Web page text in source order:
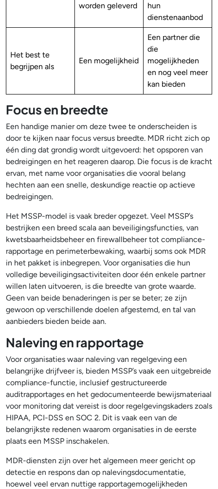
worden geleverd
hun
dienstenaanbod
Het best te
begrijpen als
Een mogelijkheid
Een partner die
die
mogelijkheden
en nog veel meer
kan bieden
Focus en breedte
Een handige manier om deze twee te onderscheiden is
door te kijken naar focus versus breedte. MDR richt zich op
één ding dat grondig wordt uitgevoerd: het opsporen van
bedreigingen en het reageren daarop. Die focus is de kracht
ervan, met name voor organisaties die vooral belang
hechten aan een snelle, deskundige reactie op actieve
bedreigingen.
Het MSSP-model is vaak breder opgezet. Veel MSSP’s
bestrijken een breed scala aan beveiligingsfuncties, van
kwetsbaarheidsbeheer en firewallbeheer tot compliance-
rapportage en perimeterbewaking, waarbij soms ook MDR
in het pakket is inbegrepen. Voor organisaties die hun
volledige beveiligingsactiviteiten door één enkele partner
willen laten uitvoeren, is die breedte van grote waarde.
Geen van beide benaderingen is per se beter; ze zijn
gewoon op verschillende doelen afgestemd, en tal van
aanbieders bieden beide aan.
Naleving en rapportage
Voor organisaties waar naleving van regelgeving een
belangrijke drijfveer is, bieden MSSP’s vaak een uitgebreide
compliance-functie, inclusief gestructureerde
auditrapportages en het gedocumenteerde bewijsmateriaal
voor monitoring dat vereist is door regelgevingskaders zoals
HIPAA, PCI-DSS en SOC 2. Dit is vaak een van de
belangrijkste redenen waarom organisaties in de eerste
plaats een MSSP inschakelen.
MDR-diensten zijn over het algemeen meer gericht op
detectie en respons dan op nalevingsdocumentatie,
hoewel veel ervan nuttige rapportagemogelijkheden